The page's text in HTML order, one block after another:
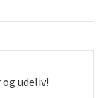
udeliv!